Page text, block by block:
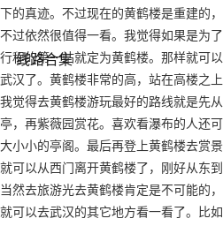
线路合集
下的真迹。不过现在的黄鹤楼是重建的
不过依然很值得一看。我觉得如果是为
行程的第一站就定为黄鹤楼。那样就可
武汉了。黄鹤楼非常的高，站在高楼之
我觉得去黄鹤楼游玩最好的路线就是先
亭，再紫薇园赏花。喜欢看瀑布的人还
大小小的亭阁。最后再登上黄鹤楼去赏
就可以从西门离开黄鹤楼了，刚好从东到
当然去旅游光去黄鹤楼肯定是不可能的
就可以去武汉的其它地方看一看了。比